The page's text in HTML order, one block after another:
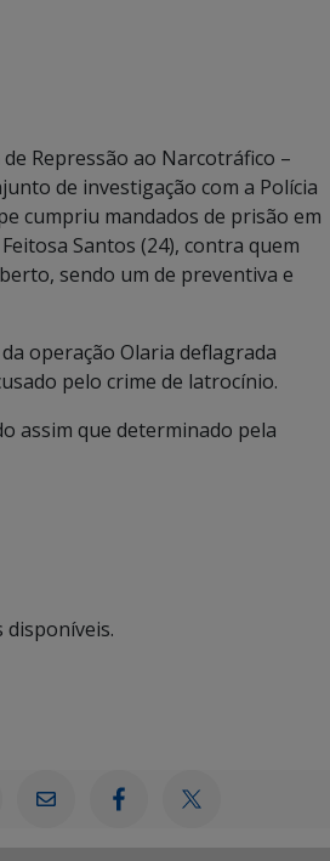
Repressão ao Narcotráfico –
de investigação com a Polícia
cumpriu mandados de prisão em
Santos (24), contra quem
sendo um de preventiva e
operação Olaria deflagrada
pelo crime de latrocínio.
assim que determinado pela
disponíveis.